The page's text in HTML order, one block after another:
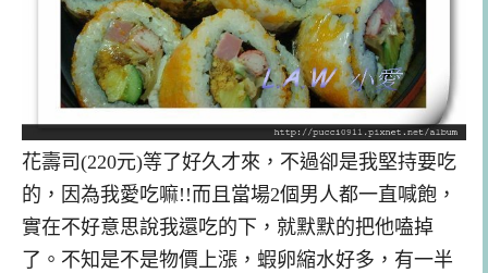
花壽司(220元)等了好久才來，不過卻是我堅持要吃
的，因為我愛吃嘛!!而且當場2個男人都一直喊飽，
實在不好意思說我還吃的下，就默默的把他嗑掉
了。不知是不是物價上漲，蝦卵縮水好多，有一半